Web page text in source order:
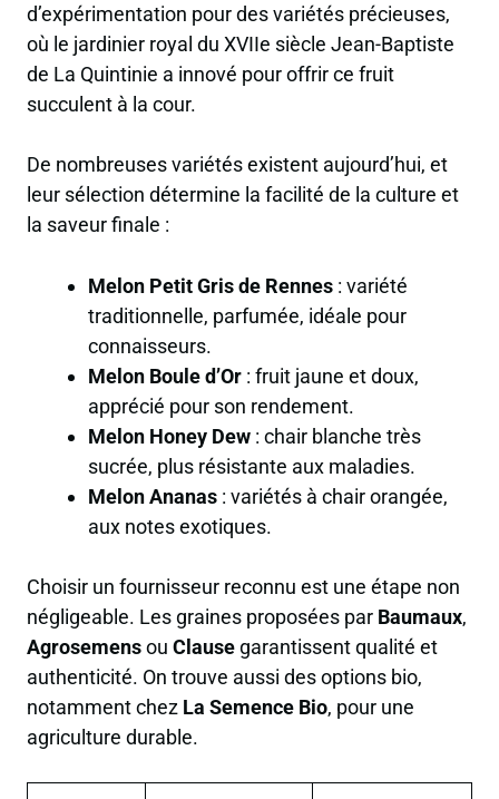
d’expérimentation pour des variétés précieuses,
où le jardinier royal du XVIIe siècle Jean-Baptiste
de La Quintinie a innové pour offrir ce fruit
succulent à la cour.
De nombreuses variétés existent aujourd’hui, et
leur sélection détermine la facilité de la culture et
la saveur finale :
Melon Petit Gris de Rennes: variété
traditionnelle, parfumée, idéale pour
connaisseurs.
Melon Boule d’Or: fruit jaune et doux,
apprécié pour son rendement.
Melon Honey Dew: chair blanche très
sucrée, plus résistante aux maladies.
Melon Ananas: variétés à chair orangée,
aux notes exotiques.
Choisir un fournisseur reconnu est une étape non
négligeable. Les graines proposées par Baumaux,
Agrosemensou Clause garantissent qualité et
authenticité. On trouve aussi des options bio,
notamment chez La Semence Bio, pour une
agriculture durable.